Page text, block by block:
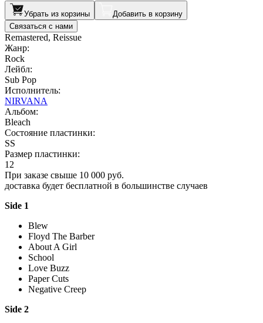
Убрать из корзины
Добавить в корзину
Связаться с нами
Remastered, Reissue
Жанр:
Rock
Лейбл:
Sub Pop
Исполнитель:
NIRVANA
Альбом:
Bleach
Состояние пластинки:
SS
Размер пластинки:
12
При заказе свыше 10 000 руб.
доставка будет бесплатной в большинстве случаев
Side 1
Blew
Floyd The Barber
About A Girl
School
Love Buzz
Paper Cuts
Negative Creep
Side 2